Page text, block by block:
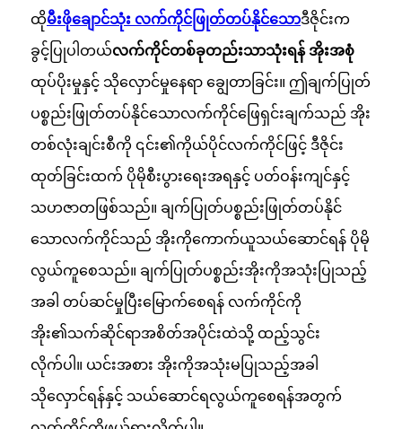
ထိုမီးဖိုချောင်သုံး လက်ကိုင်ဖြုတ်တပ်နိုင်သောဒီဇိုင်းက
ခွင့်ပြုပါတယ်လက်ကိုင်တစ်ခုတည်းသာသုံးရန် အိုးအစုံ
ထုပ်ပိုးမှုနှင့် သိုလှောင်မှုနေရာ ချွေတာခြင်း။ ဤချက်ပြုတ်
ပစ္စည်းဖြုတ်တပ်နိုင်သောလက်ကိုင်ဖြေရှင်းချက်သည် အိုး
တစ်လုံးချင်းစီကို ၎င်း၏ကိုယ်ပိုင်လက်ကိုင်ဖြင့် ဒီဇိုင်း
ထုတ်ခြင်းထက် ပိုမိုစီးပွားရေးအရနှင့် ပတ်ဝန်းကျင်နှင့်
သဟဇာတဖြစ်သည်။ ချက်ပြုတ်ပစ္စည်းဖြုတ်တပ်နိုင်
သောလက်ကိုင်သည် အိုးကိုကောက်ယူသယ်ဆောင်ရန် ပိုမို
လွယ်ကူစေသည်။ ချက်ပြုတ်ပစ္စည်းအိုးကိုအသုံးပြုသည့်
အခါ တပ်ဆင်မှုပြီးမြောက်စေရန် လက်ကိုင်ကို
အိုး၏သက်ဆိုင်ရာအစိတ်အပိုင်းထဲသို့ ထည့်သွင်း
လိုက်ပါ။ ယင်းအစား အိုးကိုအသုံးမပြုသည့်အခါ
သိုလှောင်ရန်နှင့် သယ်ဆောင်ရလွယ်ကူစေရန်အတွက်